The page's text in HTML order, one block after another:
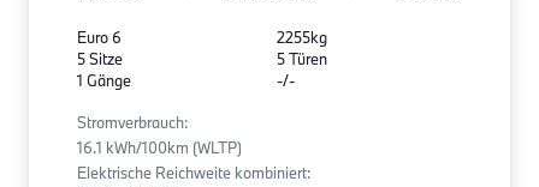
Euro 6
5 Sitze
1 Gänge
2255kg
5 Türen
-/-
Stromverbrauch:
16.1 kWh/100km (WLTP)
Elektrische Reichweite kombiniert: